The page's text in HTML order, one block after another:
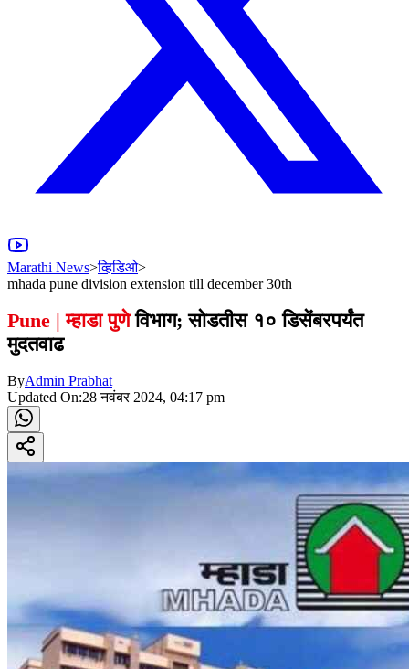
Marathi News>व्हिडिओ>
mhada pune division extension till december 30th
Pune | म्हाडा पुणे विभाग; सोडतीस १० डिसेंबरपर्यंत
मुदतवाढ
ByAdmin Prabhat
Updated On:28 नवंबर 2024, 04:17 pm